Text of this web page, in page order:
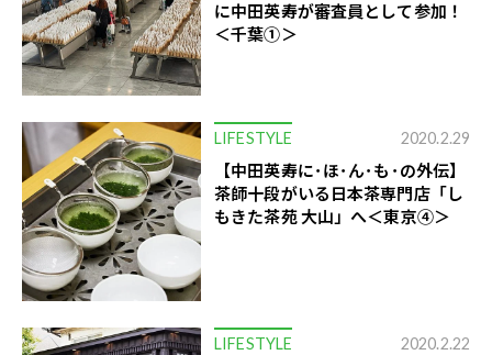
に中田英寿が審査員として参加！
＜千葉①＞
LIFESTYLE 2020.2.29
【中田英寿に･ほ･ん･も･の外伝】
茶師十段がいる日本茶専門店「し
もきた茶苑 大山」へ＜東京④＞
LIFESTYLE 2020.2.22